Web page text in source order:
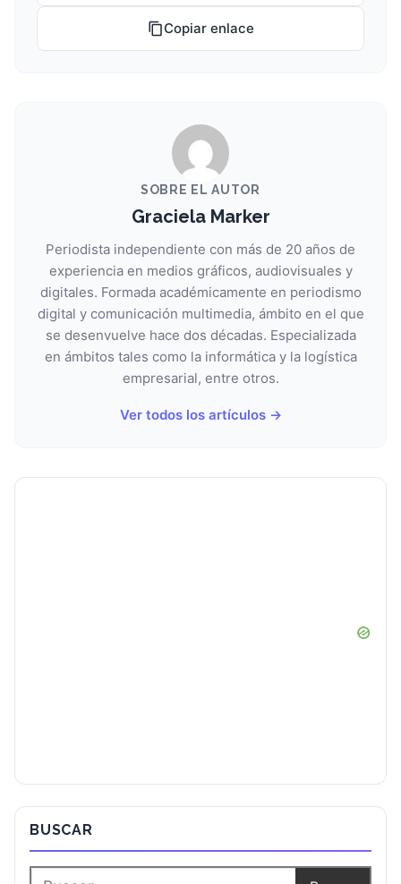
Copiar enlace
SOBRE EL AUTOR
Graciela Marker
Periodista independiente con más de 20 años de
experiencia en medios gráficos, audiovisuales y
digitales. Formada académicamente en periodismo
digital y comunicación multimedia, ámbito en el que
se desenvuelve hace dos décadas. Especializada
en ámbitos tales como la informática y la logística
empresarial, entre otros.
Ver todos los artículos →
BUSCAR